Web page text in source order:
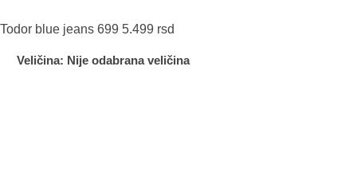
Todor blue jeans 699 5.499 rsd
Veličina: Nije odabrana veličina